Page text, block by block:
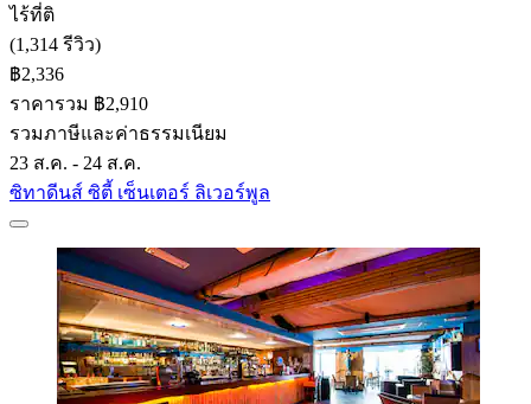
ไร้ที่ติ
(1,314 รีวิว)
฿2,336
ราคารวม ฿2,910
รวมภาษีและค่าธรรมเนียม
23 ส.ค. - 24 ส.ค.
ซิทาดีนส์ ซิตี้ เซ็นเตอร์ ลิเวอร์พูล